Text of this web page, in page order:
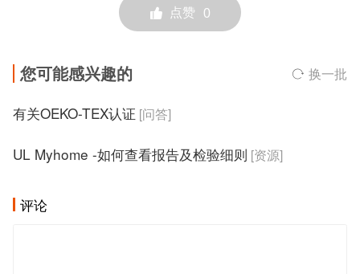
点赞 0
您可能感兴趣的 换一批
有关OEKO-TEX认证 [问答]
UL Myhome -如何查看报告及检验细则 [资源]
评论